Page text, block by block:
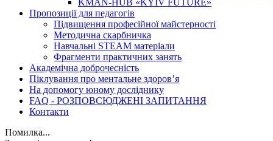
KMAN-HUB «KYIV FUTURE»
Пропозиції для педагогів
Підвищення професійної майстерності
Методична скарбничка
Навчальні STEAM матеріали
Фрагменти практичних занять
Академічна доброчесність
Піклування про ментальне здоровʼя
На допомогу юному досліднику
FAQ - РОЗПОВСЮДЖЕНІ ЗАПИТАННЯ
Контакти
Помилка...